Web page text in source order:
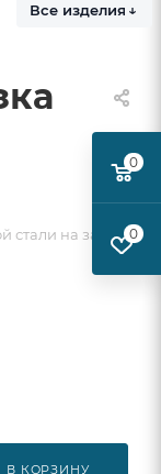
Все изделия ↓
стали на заказ
В КОРЗИНУ
0
0